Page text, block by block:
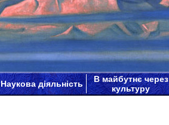
Наукова діяльність
В майбутнє через
культуру